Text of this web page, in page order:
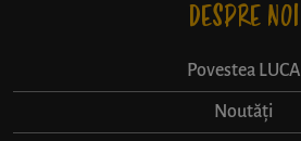
DESPRE NOI
Povestea LUCA
Noutăți